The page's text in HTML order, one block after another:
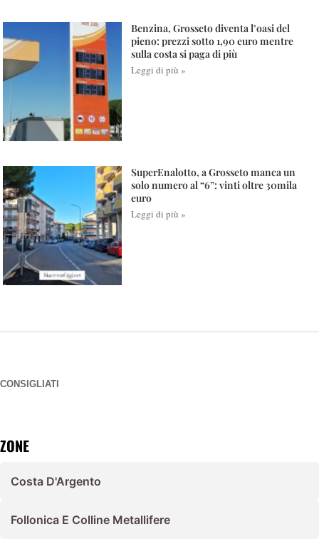
Benzina, Grosseto diventa l’oasi del
pieno: prezzi sotto 1,90 euro mentre
sulla costa si paga di più
Leggi di più »
SuperEnalotto, a Grosseto manca un
solo numero al “6”: vinti oltre 30mila
euro
Leggi di più »
CONSIGLIATI
ZONE
Costa D'Argento
Follonica E Colline Metallifere